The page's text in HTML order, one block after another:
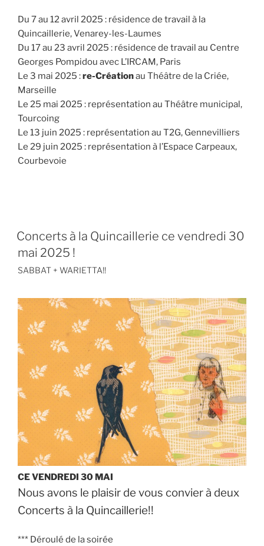
Du 7 au 12 avril 2025 : résidence de travail à la
Quincaillerie, Venarey-les-Laumes
Du 17 au 23 avril 2025 : résidence de travail au Centre
Georges Pompidou avec L’IRCAM, Paris
Le 3 mai 2025 :re-Créationau Théâtre de la Criée,
Marseille
Le 25 mai 2025 : représentation au Théâtre municipal,
Tourcoing
Le 13 juin 2025 : représentation au T2G, Gennevilliers
Le 29 juin 2025 : représentation à l’Espace Carpeaux,
Courbevoie
Concerts à la Quincaillerie ce vendredi 30
mai 2025 !
SABBAT + WARIETTA!!
CE VENDREDI 30 MAI
Nous avons le plaisir de vous convier à deux
Concerts à la Quincaillerie!!
*** Déroulé de la soirée